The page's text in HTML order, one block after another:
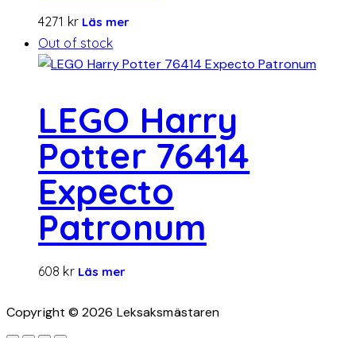
4271 kr Läs mer
Out of stock
LEGO Harry
Potter 76414
Expecto
Patronum
608 kr Läs mer
Copyright © 2026 Leksaksmästaren